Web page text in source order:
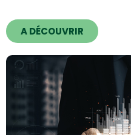
A DÉCOUVRIR